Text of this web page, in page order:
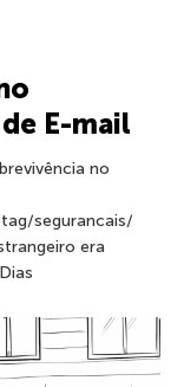
E-mail
no
tag/segurancais/
era